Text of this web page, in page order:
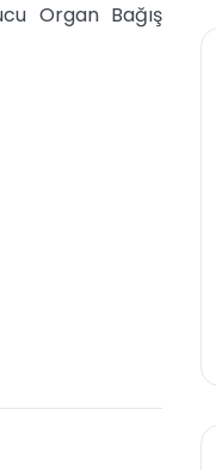
Organ Bağış